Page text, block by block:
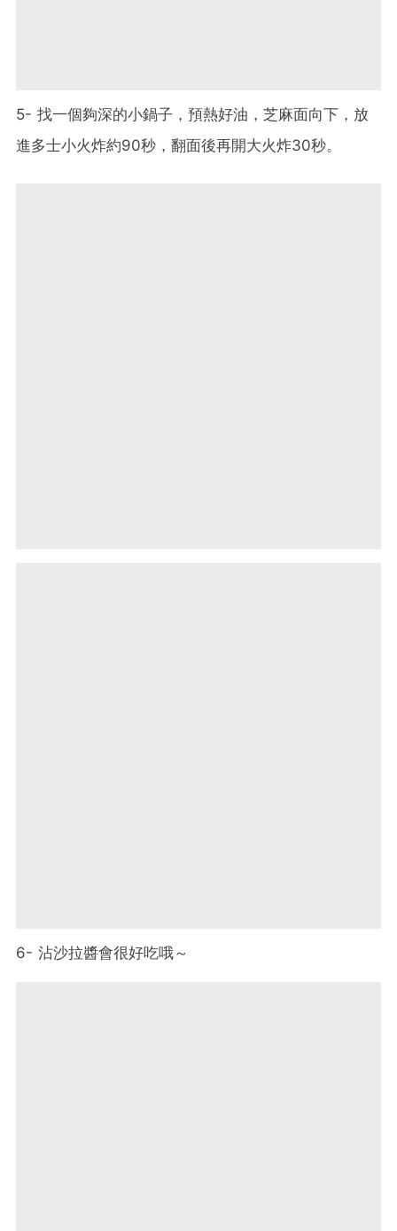
5- 找一個夠深的小鍋子，預熱好油，芝麻面向下，放
進多士小火炸約90秒，翻面後再開大火炸30秒。
6- 沾沙拉醬會很好吃哦～